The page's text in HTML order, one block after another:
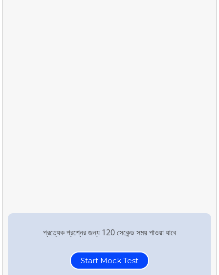
প্রত্যেক প্রশ্নের জন্য 120 সেকেন্ড সময় পাওয়া যাবে
Start Mock Test